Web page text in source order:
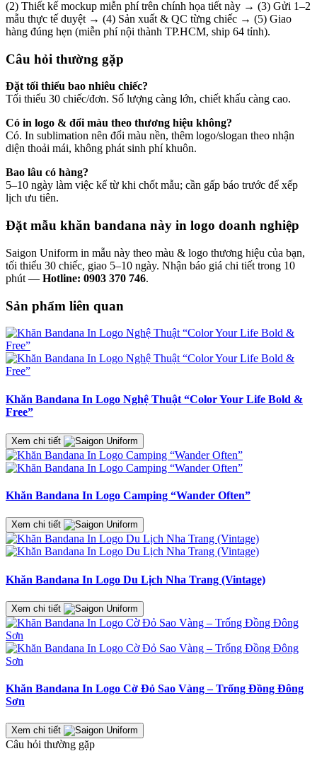
(2) Thiết kế mockup miễn phí trên chính họa tiết này → (3) Gửi 1–2
mẫu thực tế duyệt → (4) Sản xuất & QC từng chiếc → (5) Giao
hàng đúng hẹn (miễn phí nội thành TP.HCM, ship 64 tỉnh).
Câu hỏi thường gặp
Đặt tối thiểu bao nhiêu chiếc?
Tối thiểu 30 chiếc/đơn. Số lượng càng lớn, chiết khấu càng cao.
Có in logo & đổi màu theo thương hiệu không?
Có. In sublimation nên đổi màu nền, thêm logo/slogan theo nhận
diện thoải mái, không phát sinh phí khuôn.
Bao lâu có hàng?
5–10 ngày làm việc kể từ khi chốt mẫu; cần gấp báo trước để xếp
lịch ưu tiên.
Đặt mẫu khăn bandana này in logo doanh nghiệp
Saigon Uniform in mẫu này theo màu & logo thương hiệu của bạn,
tối thiểu 30 chiếc, giao 5–10 ngày. Nhận báo giá chi tiết trong 10
phút — Hotline: 0903 370 746.
Sản phẩm liên quan
Khăn Bandana In Logo Nghệ Thuật “Color Your Life Bold &
Free”
Xem chi tiết
Khăn Bandana In Logo Camping “Wander Often”
Xem chi tiết
Khăn Bandana In Logo Du Lịch Nha Trang (Vintage)
Xem chi tiết
Khăn Bandana In Logo Cờ Đỏ Sao Vàng – Trống Đồng Đông
Sơn
Xem chi tiết
Câu hỏi thường gặp